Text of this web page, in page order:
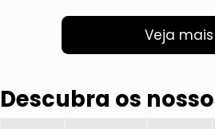
Veja mais
Descubra os